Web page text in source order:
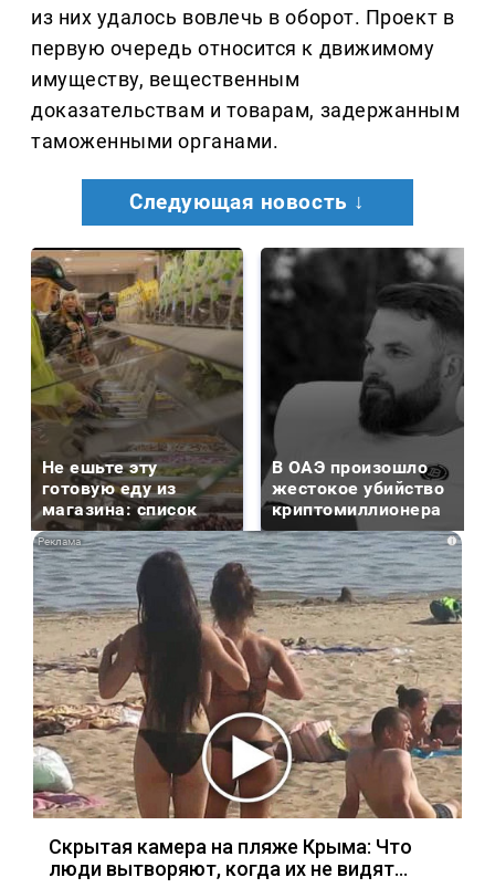
из них удалось вовлечь в оборот. Проект в
первую очередь относится к движимому
имуществу, вещественным
доказательствам и товарам, задержанным
таможенными органами.
Следующая новость ↓
Не ешьте эту
готовую еду из
магазина: список
В ОАЭ произошло
жестокое убийство
криптомиллионера
i
Скрытая камера на пляже Крыма: Что
люди вытворяют, когда их не видят...